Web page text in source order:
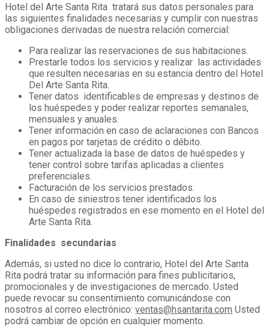
Hotel del Arte Santa Rita tratará sus datos personales para
las siguientes finalidades necesarias y cumplir con nuestras
obligaciones derivadas de nuestra relación comercial:
Para realizar las reservaciones de sus habitaciones.
Prestarle todos los servicios y realizar las actividades
que resulten necesarias en su estancia dentro del Hotel
Del Arte Santa Rita.
Tener datos identificables de empresas y destinos de
los huéspedes y poder realizar reportes semanales,
mensuales y anuales.
Tener información en caso de aclaraciones con Bancos
en pagos por tarjetas de crédito o débito.
Tener actualizada la base de datos de huéspedes y
tener control sobre tarifas aplicadas a clientes
preferenciales.
Facturación de los servicios prestados.
En caso de siniestros tener identificados los
huéspedes registrados en ese momento en el Hotel del
Arte Santa Rita.
Finalidades secundarias
Además, si usted no dice lo contrario, Hotel del Arte Santa
Rita podrá tratar su información para fines publicitarios,
promocionales y de investigaciones de mercado. Usted
puede revocar su consentimiento comunicándose con
nosotros al correo electrónico: ventas@hsantarita.com Usted
podrá cambiar de opción en cualquier momento.